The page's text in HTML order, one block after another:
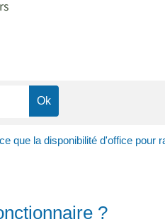
que la disponibilité d'office pour
?